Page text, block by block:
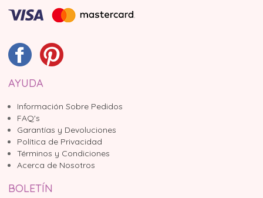
AYUDA
Información Sobre Pedidos
FAQ's
Garantías y Devoluciones
Política de Privacidad
Términos y Condiciones
Acerca de Nosotros
BOLETÍN